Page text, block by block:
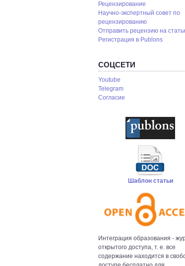
Рецензирование
Научно-экспертный совет по
рецензированию
Отправить рецензию на
Pегистрация в Publons
СОЦСЕТИ
Youtube
Telegram
Согласие
Шаблон статьи
Интеграция образования -
открытого доступа, т. е. все
содержание находится в